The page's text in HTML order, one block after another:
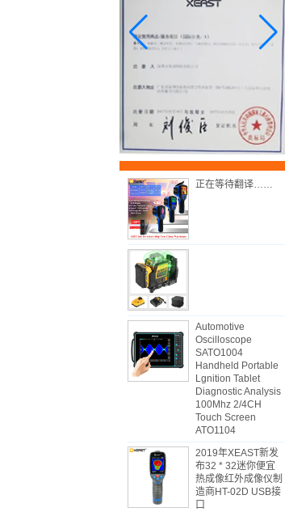
正在等待翻译……
Automotive
Oscilloscope
SATO1004
Handheld Portable
Lgnition Tablet
Diagnostic Analysis
100Mhz 2/4CH
Touch Screen
ATO1104
2019年XEAST新发
布32 * 32迷你便宜
热成像红外成像仪制
造商HT-02D USB接
口